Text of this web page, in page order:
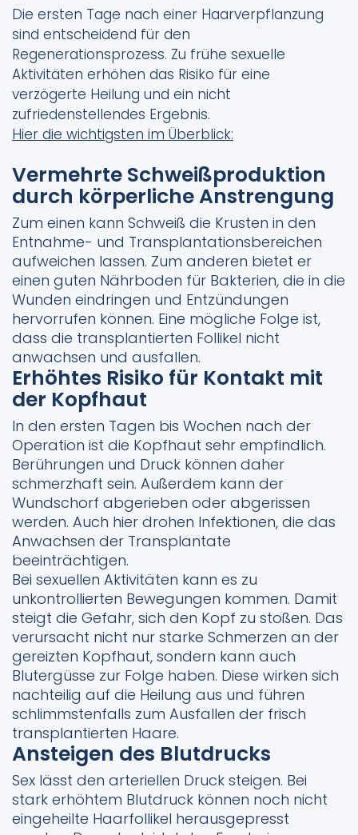
Die ersten Tage nach einer Haarverpflanzung
sind entscheidend für den
Regenerationsprozess. Zu frühe sexuelle
Aktivitäten erhöhen das Risiko für eine
verzögerte Heilung und ein nicht
zufriedenstellendes Ergebnis.
Hier die wichtigsten im Überblick:
Vermehrte Schweißproduktion
durch körperliche Anstrengung
Zum einen kann Schweiß die Krusten in den
Entnahme- und Transplantationsbereichen
aufweichen lassen. Zum anderen bietet er
einen guten Nährboden für Bakterien, die in die
Wunden eindringen und Entzündungen
hervorrufen können. Eine mögliche Folge ist,
dass die transplantierten Follikel nicht
anwachsen und ausfallen.
Erhöhtes Risiko für Kontakt mit
der Kopfhaut
In den ersten Tagen bis Wochen nach der
Operation ist die Kopfhaut sehr empfindlich.
Berührungen und Druck können daher
schmerzhaft sein. Außerdem kann der
Wundschorf abgerieben oder abgerissen
werden. Auch hier drohen Infektionen, die das
Anwachsen der Transplantate
beeinträchtigen.
Bei sexuellen Aktivitäten kann es zu
unkontrollierten Bewegungen kommen. Damit
steigt die Gefahr, sich den Kopf zu stoßen. Das
verursacht nicht nur starke Schmerzen an der
gereizten Kopfhaut, sondern kann auch
Blutergüsse zur Folge haben. Diese wirken sich
nachteilig auf die Heilung aus und führen
schlimmstenfalls zum Ausfallen der frisch
transplantierten Haare.
Ansteigen des Blutdrucks
Sex lässt den arteriellen Druck steigen. Bei
stark erhöhtem Blutdruck können noch nicht
eingeheilte Haarfollikel herausgepresst